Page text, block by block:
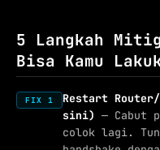
5 Langkah
Bisa Kamu
FIX 1
Restart Router/
sini) — Cabut
colok lagi.